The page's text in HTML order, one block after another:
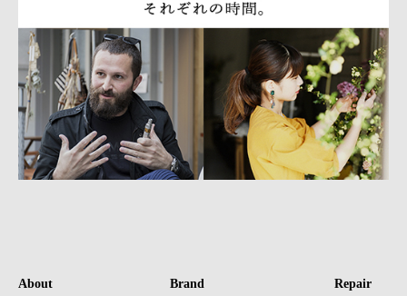
About Brand Repair